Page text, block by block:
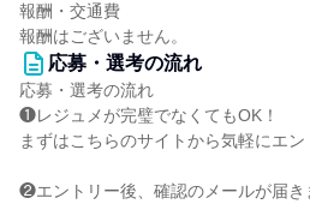
報酬・交通費
報酬はございません。
応募・選考の流れ
応募・選考の流れ
❶レジュメが完璧でなくてもOK！
まずはこちらのサイトから気軽にエン
❷エントリー後、確認のメールが届き